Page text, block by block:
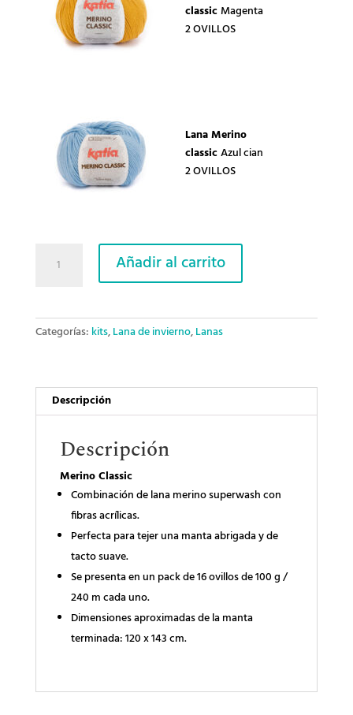
classic Magenta
2 OVILLOS
Lana Merino
classicAzul cian
2 OVILLOS
Merino
Classic:
Flores
a
cantidad
Añadir al carrito
Categorías: kits,Lana de invierno,Lanas
Descripción
Descripción
Merino Classic
Combinación de lana merino superwash con
fibras acrílicas.
Perfecta para tejer una manta abrigada y de
tacto suave.
Se presenta en un pack de 16 ovillos de 100 g /
240 m cada uno.
Dimensiones aproximadas de la manta
terminada: 120 x 143 cm.